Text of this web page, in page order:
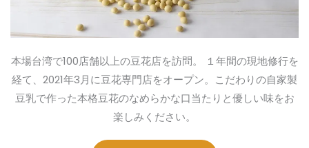
本場台湾で100店舗以上の豆花店を訪問。 １年間の現地修行を
経て、2021年3月に豆花専門店をオープン。こだわりの自家製
豆乳で作った本格豆花のなめらかな口当たりと優しい味をお
楽しみください。